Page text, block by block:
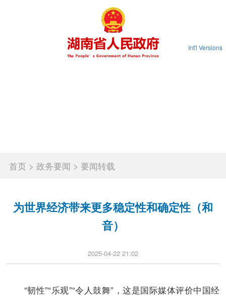
Int'l Versions
首页 >政务要闻 >要闻转载
为世界经济带来更多稳定性和确定性（和
音）
2025-04-22 21:02
“韧性”“乐观”“令人鼓舞”，这是国际媒体评价中国经